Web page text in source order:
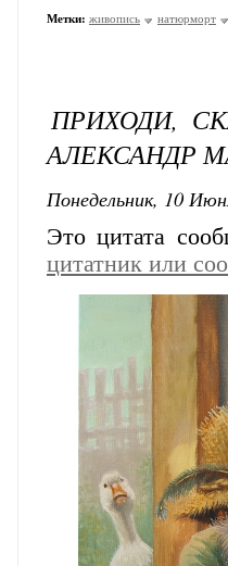
Метки: живопись натюрморт
ПРИХОДИ,
АЛЕКСАНДР
Понедельник, 10
Это цитата
цитатник или